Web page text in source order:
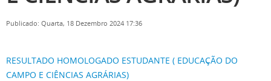
Publicado: Quarta, 18 Dezembro 2024 17:36
RESULTADO HOMOLOGADO ESTUDANTE ( EDUCAÇÃO DO
CAMPO E CIÊNCIAS AGRÁRIAS)